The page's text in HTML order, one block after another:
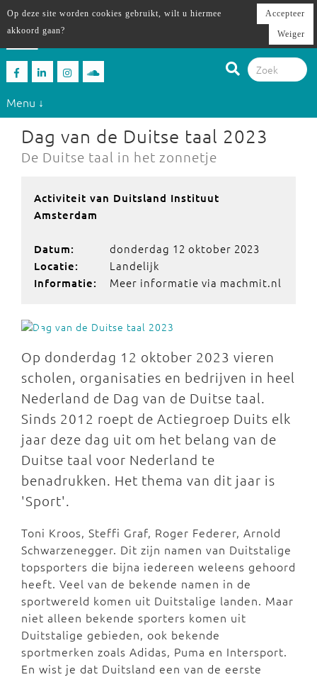
Menu ↓
Dag van de Duitse taal 2023
De Duitse taal in het zonnetje
Activiteit van Duitsland Instituut
Amsterdam
Datum: donderdag 12 oktober 2023
Locatie: Landelijk
Informatie: Meer informatie via machmit.nl
Op donderdag 12 oktober 2023 vieren
scholen, organisaties en bedrijven in heel
Nederland de Dag van de Duitse taal.
Sinds 2012 roept de Actiegroep Duits elk
jaar deze dag uit om het belang van de
Duitse taal voor Nederland te
benadrukken. Het thema van dit jaar is
'Sport'.
Toni Kroos, Steffi Graf, Roger Federer, Arnold
Schwarzenegger. Dit zijn namen van Duitstalige
topsporters die bijna iedereen weleens gehoord
heeft. Veel van de bekende namen in de
sportwereld komen uit Duitstalige landen. Maar
niet alleen bekende sporters komen uit
Duitstalige gebieden, ook bekende
sportmerken zoals Adidas, Puma en Intersport.
En wist je dat Duitsland een van de eerste
Op deze site worden cookies gebruikt, wilt u hiermee
akkoord gaan?
Accepteer
Weiger